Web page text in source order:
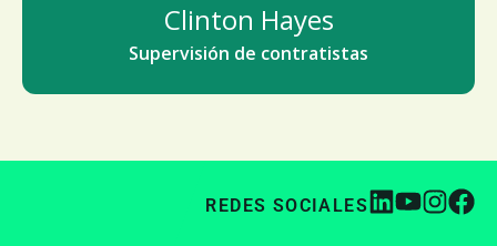
Clinton Hayes
Supervisión de contratistas
REDES SOCIALES